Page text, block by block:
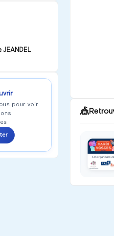
JEANDEL
pour voir
🎪